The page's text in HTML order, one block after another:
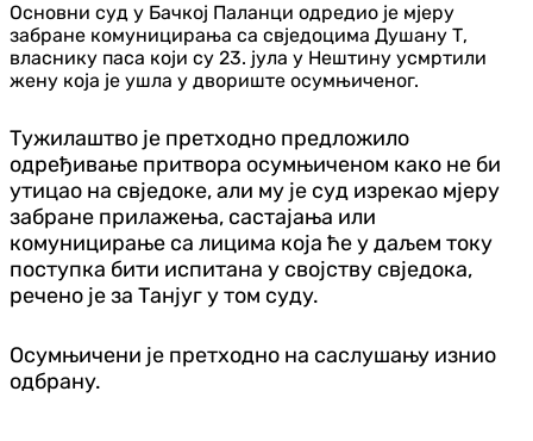
Основни суд у Бачкој Паланци одредио је мјеру
забране комуницирања са свједоцима Душану Т,
власнику паса који су 23. јула у Нештину усмртили
жену која је ушла у двориште осумњиченог.
Тужилаштво је претходно предложило
одређивање притвора осумњиченом како не би
утицао на свједоке, али му је суд изрекао мјеру
забране прилажења, састајања или
комуницирање са лицима која ће у даљем току
поступка бити испитана у својству свједока,
речено је за Танјуг у том суду.
Осумњичени је претходно на саслушању изнио
одбрану.